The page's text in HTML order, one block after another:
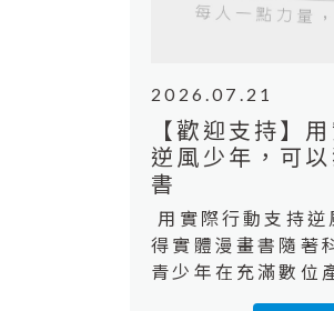
2026.07.21
【歡迎支持】
逆風少年，可
書
用實際行動支持逆
得實體漫畫書隨著
青少年在充滿數位
長，但「高頻率使